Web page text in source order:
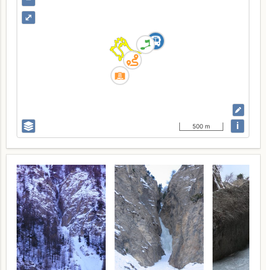
⤢
500 m i